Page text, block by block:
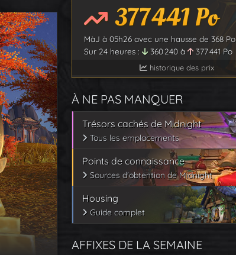
377 441Po
MàJ à 05h26 avec une hausse de 368 Po
Sur 24 heures :
360 240 à 377 441 Po
historique des prix
À NE PAS MANQUER
Trésors cachés de Midnight
Tous les emplacements
Points de connaissance
Sources d'obtention de Midnight
Housing
Guide complet
AFFIXES DE LA SEMAINE